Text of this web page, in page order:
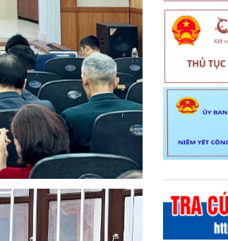
luật
Đẩy mạnh
thiện nhà...
Tăng cường
và xử lý
Ủy ban
Đảng ủy
truyền, thực